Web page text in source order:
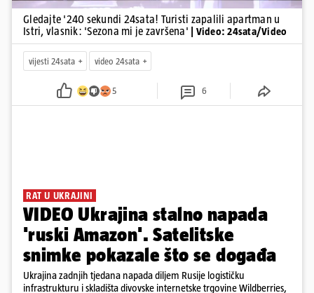
Gledajte '240 sekundi 24sata! Turisti zapalili apartman u
Istri, vlasnik: 'Sezona mi je završena'
| Video: 24sata/Video
vijesti 24sata video 24sata
5 6
RAT U UKRAJINI
VIDEO Ukrajina stalno napada
'ruski Amazon'. Satelitske
snimke pokazale što se događa
Ukrajina zadnjih tjedana napada diljem Rusije logističku
infrastrukturu i skladišta divovske internetske trgovine Wildberries,